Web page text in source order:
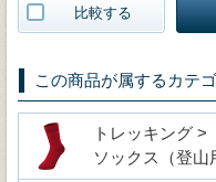
比較する
この商品が属するカテ
トレッキング >
ソックス（登山